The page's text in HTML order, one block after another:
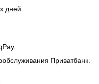
дней
Приватбанк.